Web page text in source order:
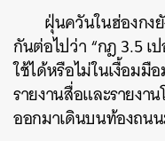
ฝุ่นควันในฮ่องกง
กันต่อไปว่า “กฎ 3.5 เ
ใช้ได้หรือไม่ในเงื้อมมื
รายงานสื่อและรายงา
ออกมาเดินบนท้องถน